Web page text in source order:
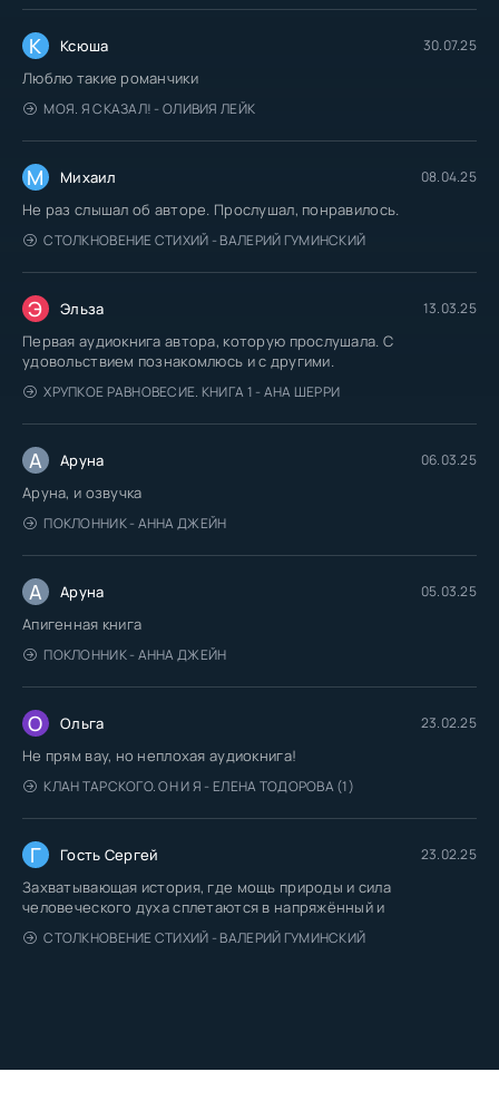
К Ксюша 30.07.25
Люблю такие романчики
МОЯ. Я СКАЗАЛ! - ОЛИВИЯ ЛЕЙК
М Михаил 08.04.25
Не раз слышал об авторе. Прослушал, понравилось.
СТОЛКНОВЕНИЕ СТИХИЙ - ВАЛЕРИЙ ГУМИНСКИЙ
Э Эльза 13.03.25
Первая аудиокнига автора, которую прослушала. С
удовольствием познакомлюсь и с другими.
ХРУПКОЕ РАВНОВЕСИЕ. КНИГА 1 - АНА ШЕРРИ
А Аруна 06.03.25
Аруна, и озвучка
ПОКЛОННИК - АННА ДЖЕЙН
А Аруна 05.03.25
Апигенная книга
ПОКЛОННИК - АННА ДЖЕЙН
О Ольга 23.02.25
Не прям вау, но неплохая аудиокнига!
КЛАН ТАРСКОГО. ОН И Я - ЕЛЕНА ТОДОРОВА (1)
Г Гость Сергей 23.02.25
Захватывающая история, где мощь природы и сила
человеческого духа сплетаются в напряжённый и
СТОЛКНОВЕНИЕ СТИХИЙ - ВАЛЕРИЙ ГУМИНСКИЙ